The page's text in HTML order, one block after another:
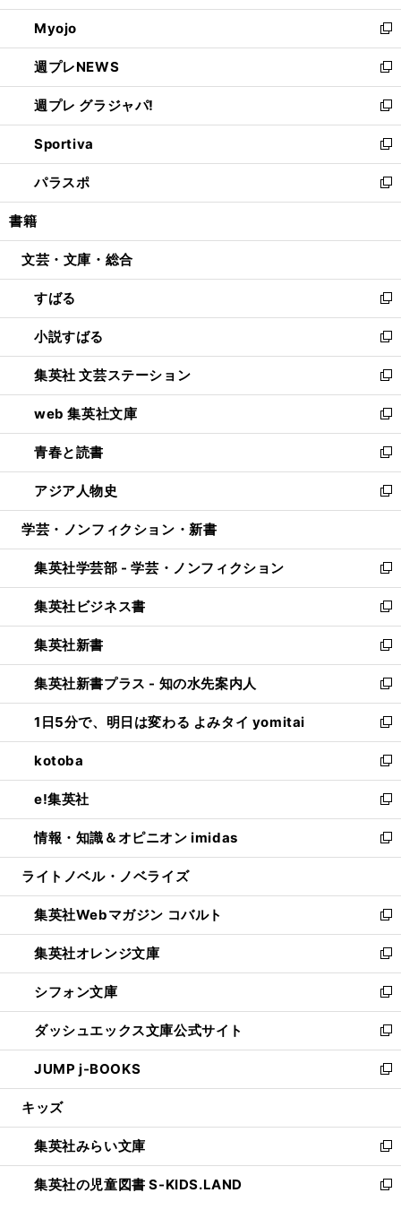
開
く
ウ
で
開
く
ン
ド
ウ
で
開
く
ウ
ィ
ン
ド
ウ
で
開
く
Myojo
新
し
い
ウ
ィ
ン
ド
ウ
で
開
週プレNEWS
新
し
い
ウ
ィ
ン
ド
ウ
開
週プレ グラジャパ!
新
し
い
ウ
ィ
ン
ウ
開
く
Sportiva
新
し
い
ウ
ン
ウ
で
開
く
パラスポ
新
し
ウ
ン
ド
ウ
で
開
く
書籍
文芸・文庫・総合
すばる
新
し
い
ウ
ィ
ン
ド
ウ
で
開
く
小説すばる
新
し
い
ウ
ィ
ン
ド
ウ
で
開
集英社 文芸ステーション
新
し
い
ウ
ィ
ン
ド
ウ
開
く
web 集英社文庫
新
し
い
ウ
ィ
ン
ウ
で
開
く
青春と読書
新
し
い
ウ
ン
ド
ウ
で
開
く
アジア人物史
新
し
ウ
ィ
ン
ド
ウ
で
開
く
学芸・ノンフィクション・新書
集英社学芸部 - 学芸・ノンフィクション
新
し
い
ウ
ィ
ン
ド
ウ
で
開
く
集英社ビジネス書
新
し
い
ウ
ィ
ン
ド
ウ
で
開
く
集英社新書
新
し
い
ウ
ィ
ン
ド
ウ
で
開
く
集英社新書プラス - 知の水先案内人
新
し
い
ウ
ィ
ン
ド
ウ
で
開
1日5分で、明日は変わる よみタイ yomitai
新
し
い
ウ
ィ
ン
ド
ウ
開
く
kotoba
新
し
い
ウ
ィ
ン
ウ
で
開
く
e!集英社
新
し
い
ウ
ン
ド
ウ
で
開
く
情報・知識＆オピニオン imidas
新
し
ウ
ィ
ン
ド
ウ
で
開
く
ライトノベル・ノベライズ
集英社Webマガジン コバルト
新
し
い
ウ
ィ
ン
ド
ウ
で
開
集英社オレンジ文庫
新
し
い
ウ
ィ
ン
ド
ウ
開
く
シフォン文庫
新
し
い
ウ
ィ
ン
ウ
で
開
く
ダッシュエックス文庫公式サイト
新
し
い
ウ
ン
ド
ウ
で
JUMP j-BOOKS
新
し
ウ
ィ
ン
ド
キッズ
集英社みらい文庫
新
し
い
集英社の児童図書 S-KIDS.LAND
新